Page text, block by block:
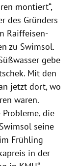
montiert“,
des Gründers
Raiffeisen-
zu Swimsol.
gebe
. Mit den
jetzt dort, wo
waren.
die
seine
Frühling
in der